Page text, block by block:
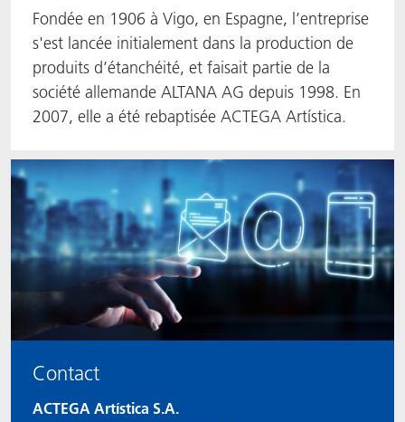
Fondée en 1906 à Vigo, en Espagne, l’entreprise
s'est lancée initialement dans la production de
produits d’étanchéité, et faisait partie de la
société allemande ALTANA AG depuis 1998. En
2007, elle a été rebaptisée ACTEGA Artística.
Contact
ACTEGA Artística S.A.